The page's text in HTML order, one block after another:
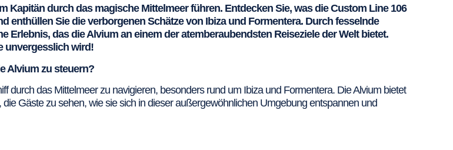
Kapitän durch das magische Mittelmeer führen. Entdecken Sie, was die Custom Line 106
enthüllen Sie die verborgenen Schätze von Ibiza und Formentera. Durch fesselnde
das die Alvium an einem der atemberaubendsten Reiseziele der Welt bietet.
unvergesslich wird!
Alvium zu steuern?
durch das Mittelmeer zu navigieren, besonders rund um Ibiza und Formentera. Die Alvium bietet
Gäste zu sehen, wie sie sich in dieser außergewöhnlichen Umgebung entspannen und